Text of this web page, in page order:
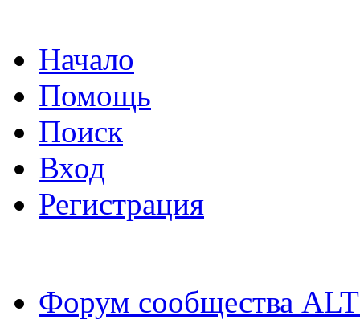
Начало
Помощь
Поиск
Вход
Регистрация
Форум сообщества